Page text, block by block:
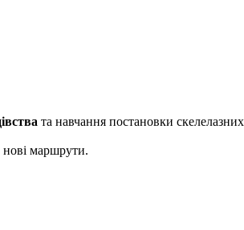
та навчання постановки
нові маршрути.